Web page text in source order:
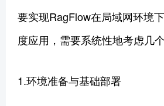
要实现RagFlow在局域网环境
度应用，需要系统性地考虑几
1.环境准备与基础部署